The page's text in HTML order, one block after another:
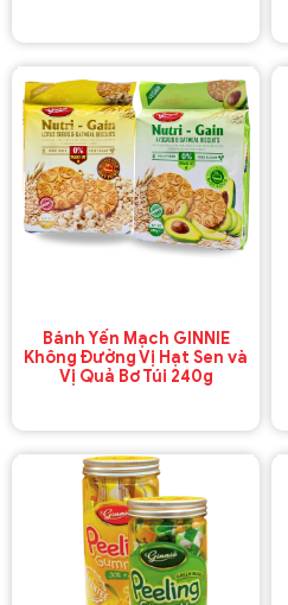
Bánh Yến Mạch GINNIE
Không Đường Vị Hạt Sen và
Vị Quả Bơ Túi 240g